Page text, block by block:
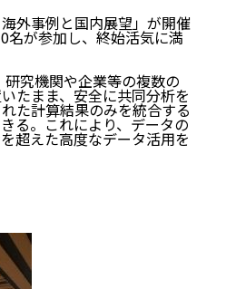
外事例と国内展望」が開催
名が参加し、終始活気に満
究機関や企業等の複数の
たまま、安全に共同分析を
た計算結果のみを統合する
る。これにより、データの
超えた高度なデータ活用を